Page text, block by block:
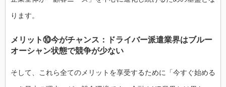
ります。
メリット⑩今がチャンス：ドライバー派遣業界はブルー
オーシャン状態で競争が少ない
そして、これら全てのメリットを享受するために「今すぐ始める